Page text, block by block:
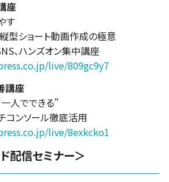
座
す
型ショート動画作成の極意
、ハンズオン集中講座
live/809gc9y7
講座
人でできる”
コンソール徹底活用
live/8exkcko1
配信セミナー＞